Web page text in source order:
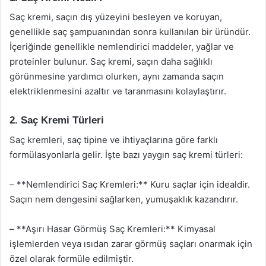
Saç kremi, saçın dış yüzeyini besleyen ve koruyan,
genellikle saç şampuanından sonra kullanılan bir üründür.
İçeriğinde genellikle nemlendirici maddeler, yağlar ve
proteinler bulunur. Saç kremi, saçın daha sağlıklı
görünmesine yardımcı olurken, aynı zamanda saçın
elektriklenmesini azaltır ve taranmasını kolaylaştırır.
2. Saç Kremi Türleri
Saç kremleri, saç tipine ve ihtiyaçlarına göre farklı
formülasyonlarla gelir. İşte bazı yaygın saç kremi türleri:
– **Nemlendirici Saç Kremleri:** Kuru saçlar için idealdir.
Saçın nem dengesini sağlarken, yumuşaklık kazandırır.
– **Aşırı Hasar Görmüş Saç Kremleri:** Kimyasal
işlemlerden veya ısıdan zarar görmüş saçları onarmak için
özel olarak formüle edilmiştir.